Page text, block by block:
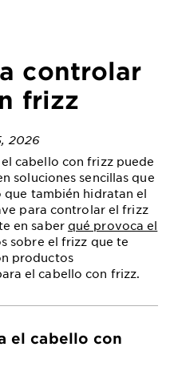
controlar
frizz
2026
cabello con frizz puede
soluciones sencillas que
que también hidratan el
para controlar el frizz
en saber qué provoca el
sobre el frizz que te
productos
el cabello con frizz.
el cabello con